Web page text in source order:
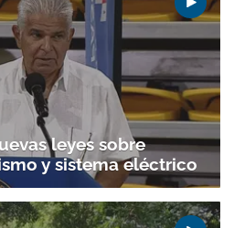
leyes sobre
y sistema eléctrico